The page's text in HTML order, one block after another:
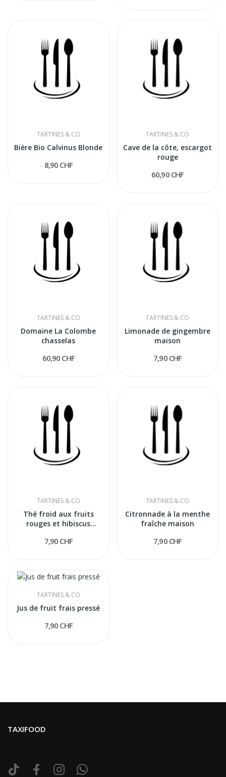
TARTINES & CO
Bière Bio Calvinus Blonde
8,90 CHF
TARTINES & CO
Cave de la côte, escargot
rouge
60,90 CHF
TARTINES & CO
Domaine La Colombe
chasselas
60,90 CHF
TARTINES & CO
Limonade de gingembre
maison
7,90 CHF
TARTINES & CO
Thé froid aux fruits
rouges et hibiscus
7,90 CHF
TARTINES & CO
Citronnade à la menthe
fraîche maison
7,90 CHF
TARTINES & CO
Jus de fruit frais pressé
7,90 CHF
TAXIFOOD